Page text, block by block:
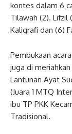
kontes dalam 6
Tilawah (2). Lifzil
Kaligrafi dan (6)
Pembukaan
juga di
Lantunan Ayat
(Juara 1 MTQ
ibu TP PKK
Tradisional.